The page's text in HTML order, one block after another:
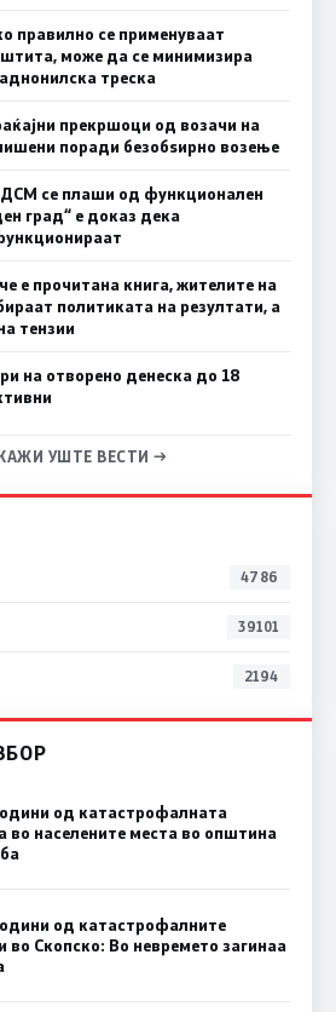
правилно се применуваат
може да се минимизира
треска
прекршоци од возачи на
поради безобѕирно возење
се плаши од функционален
град“ е доказ дека
е прочитана книга, жителите на
политиката на резултати, а
тензии
на отворено денеска до 18
УШТЕ ВЕСТИ →
4786
39101
2194
од катастрофалната
во населените места во општина
од катастрофалните
во Скопско: Во невремето загинаа